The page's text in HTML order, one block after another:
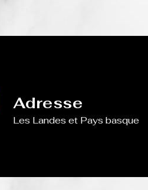
Adresse
Les Landes et Pays basque